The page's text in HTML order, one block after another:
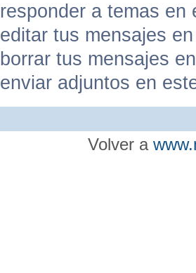
responder a temas en
editar tus mensajes
borrar tus mensajes
enviar adjuntos en
Volver a